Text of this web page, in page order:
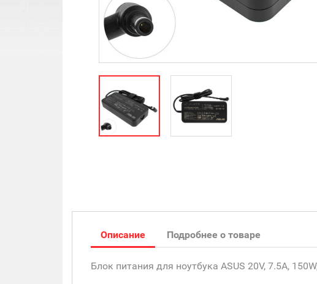
Описание Подробнее о товаре
Блок питания для ноутбука ASUS 20V, 7.5A,